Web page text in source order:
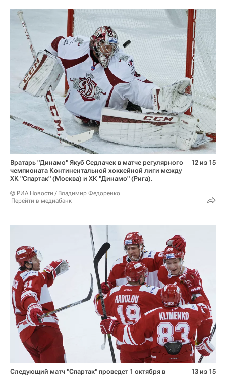
Вратарь "Динамо" Якуб Седлачек в матче регулярного
чемпионата Континентальной хоккейной лиги между
ХК "Спартак" (Москва) и ХК "Динамо" (Рига).
© РИА Новости / Владимир Федоренко
Перейти в медиабанк
12 из 15
Следующий матч "Спартак" проведет 1 октября в
13 из 15